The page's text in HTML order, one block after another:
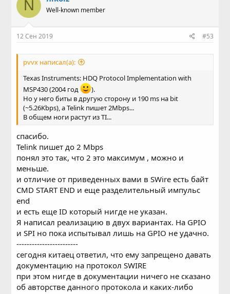
N Well-known member
12 Сен 2019 #53
pvvx написал(а):
Texas Instruments: HDQ Protocol Implementation with
MSP430 (2004 год
).
Но у него биты в другую сторону и 190 ms на bit
(~5.26Kbps), а Telink пишет 2Mbps...
В общем ноги растут из TI...
спасибо.
Telink пишет до 2 Мbps
понял это так, что 2 это максимум , можно и
меньше.
и отличие от приведенных вами в SWire есть байт
CMD START END и еще разделительный импульс
end
и есть еще ID который нигде не указан.
Я написал реализацию в двух вариантах. На GPIO
и SPI но пока испытывал лишь на GPIO не удачно.
------------------------
сегодня китаец ответил, что ему запрещено давать
документацию на протокол SWIRE
при этом нигде в документации ничего не сказано
об авторстве данного протокола и каких-либо